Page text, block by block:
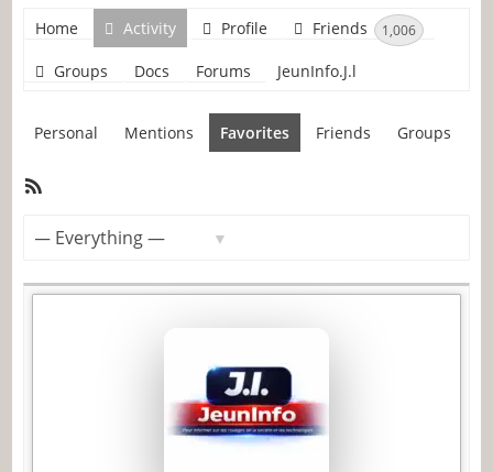
Home Profile Friends 1,006 Groups
Docs Forums JeunInfo.J.l
Personal Mentions Favorites Friends Groups
Member
Activities